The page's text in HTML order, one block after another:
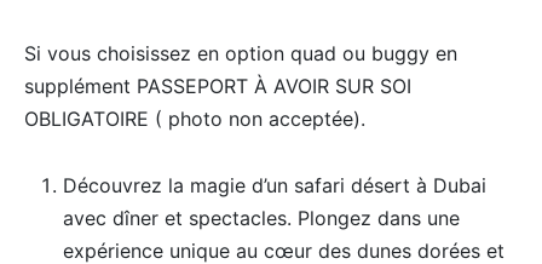
Si vous choisissez en option quad ou buggy en
supplément PASSEPORT À AVOIR SUR SOI
OBLIGATOIRE ( photo non acceptée).
Découvrez la magie d’un safari désert à Dubai
avec dîner et spectacles. Plongez dans une
expérience unique au cœur des dunes dorées et